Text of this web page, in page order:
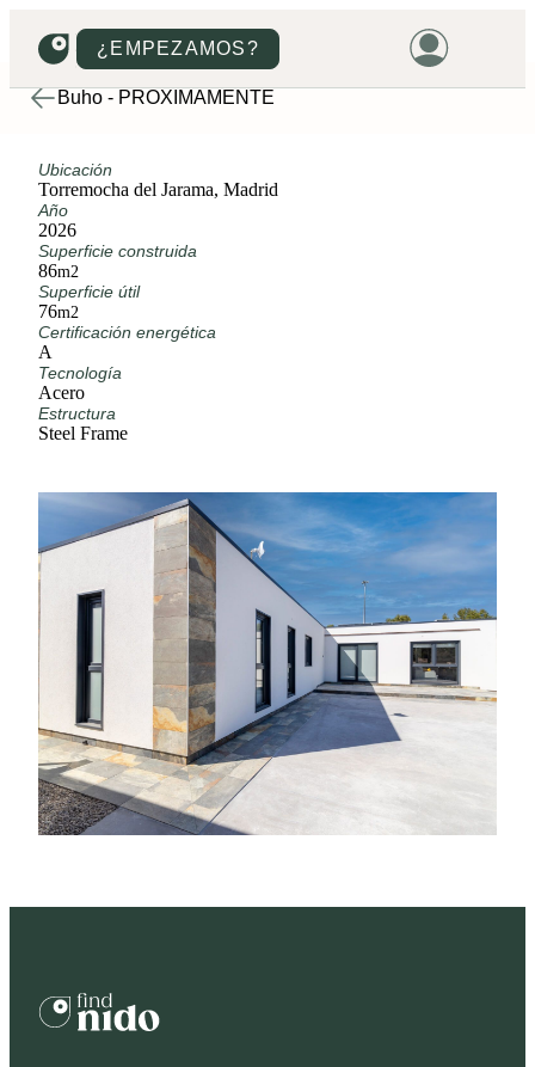
¿EMPEZAMOS?
Buho - PRÓXIMAMENTE
Ubicación
Torremocha del Jarama, Madrid
Año
2026
Superficie construida
86m2
Superficie útil
76m2
Certificación energética
A
Tecnología
Acero
Estructura
Steel Frame